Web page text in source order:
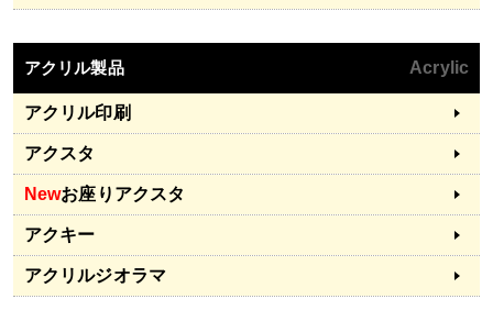
アクリル製品 Acrylic
アクリル印刷
アクスタ
Newお座りアクスタ
アクキー
アクリルジオラマ